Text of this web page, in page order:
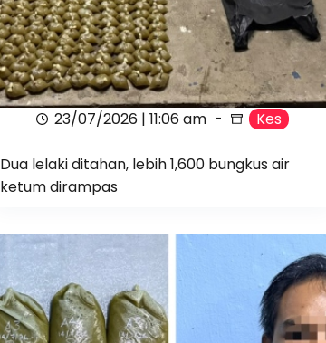
23/07/2026 | 11:06 am Kes
Dua lelaki ditahan, lebih 1,600 bungkus air
ketum dirampas